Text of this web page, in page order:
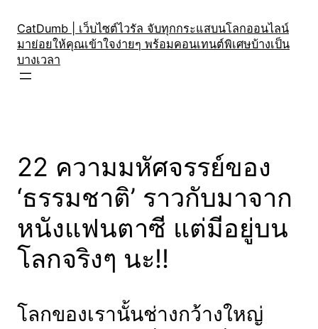
content
CatDumb | เว็บไซต์ไวรัล จับทุกกระแสบนโลกออนไลน์
มาย่อยให้คุณเข้าใจง่ายๆ พร้อมคอนเทนต์พิเศษบ้างเป็น
บางเวลา
22 ความมหัศจรรย์ของ
‘ธรรมชาติ’ ราวกับมาจาก
หนังแฟนตาซี แต่มีอยู่บน
โลกจริงๆ นะ!!
โลกของเรานั้นช่างกว้างใหญ่